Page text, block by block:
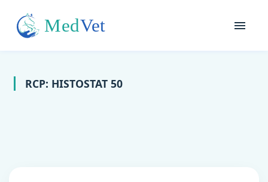
RCP: HISTOSTAT 50